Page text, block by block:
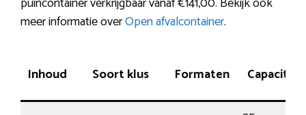
meer informatie overOpen afvalcontainer.
Inhoud Soort klus Formaten Capaciteit